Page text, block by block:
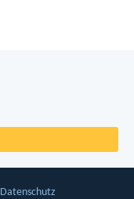
Datenschutz